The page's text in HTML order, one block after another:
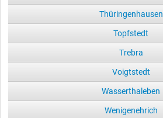
Thüringenhausen
Topfstedt
Trebra
Voigtstedt
Wasserthaleben
Wenigenehrich